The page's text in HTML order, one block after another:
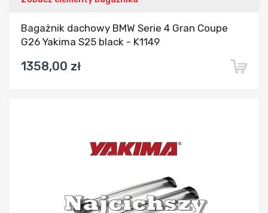
Bagażnik dachowy BMW Serie 4 Gran Coupe
G26 Yakima S25 black - K1149
1358,00 zł